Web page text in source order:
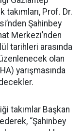
takımları, Prof. Dr.
Şahinbey
Merkezi’nden
tarihleri arasında
olan
yarışmasında
takımlar Başkan
“Şahinbey